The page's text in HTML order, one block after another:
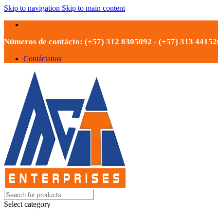
Skip to navigation Skip to main content
Números de contácto: (+57) 312 8305092 - (+57) 313
Contáctanos
Select category